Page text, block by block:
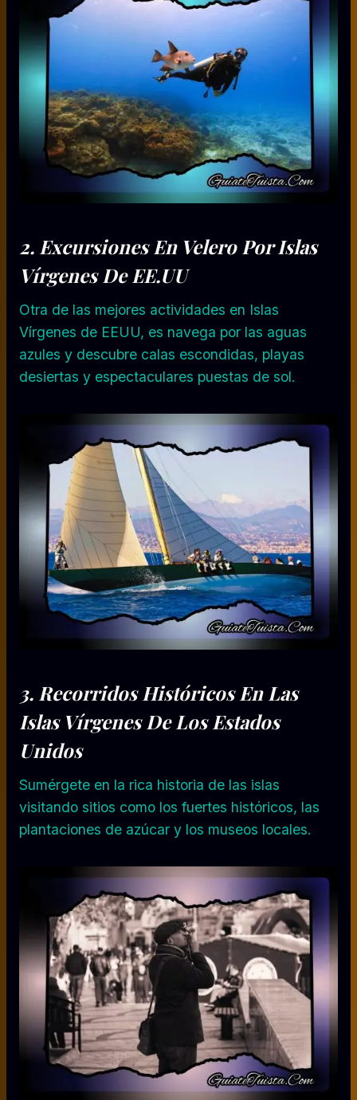
2. Excursiones En Velero Por Islas
Vírgenes De EE.UU
Otra de las mejores actividades en Islas
Vírgenes de EEUU, es navega por las aguas
azules y descubre calas escondidas, playas
desiertas y espectaculares puestas de sol.
3. Recorridos HistóricosEn Las
Islas Vírgenes De Los Estados
Unidos
Sumérgete en la rica historia de las islas
visitando sitios como los fuertes históricos, las
plantaciones de azúcar y los museos locales.